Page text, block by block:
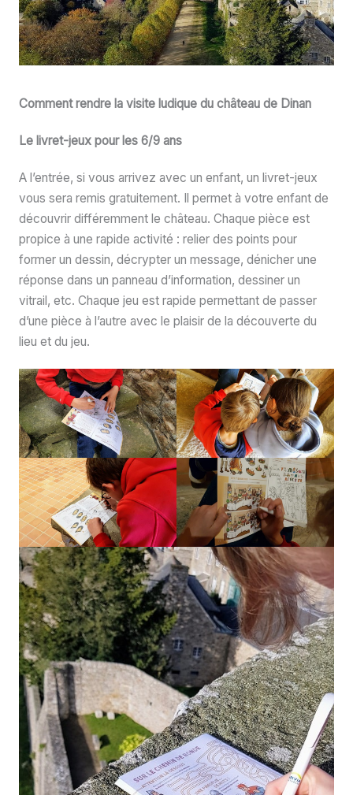
Comment rendre la visite ludique du château de Dinan
Le livret-jeux pour les 6/9 ans
A l’entrée, si vous arrivez avec un enfant, un livret-jeux
vous sera remis gratuitement. Il permet à votre enfant de
découvrir différemment le château. Chaque pièce est
propice à une rapide activité : relier des points pour
former un dessin, décrypter un message, dénicher une
réponse dans un panneau d’information, dessiner un
vitrail, etc. Chaque jeu est rapide permettant de passer
d’une pièce à l’autre avec le plaisir de la découverte du
lieu et du jeu.